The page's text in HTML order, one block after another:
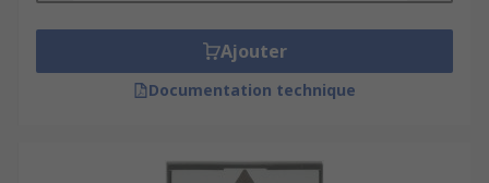
Ajouter
Documentation technique